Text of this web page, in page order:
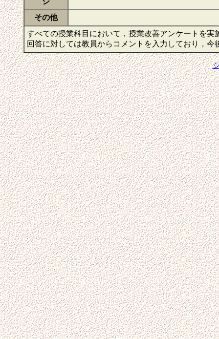
その他
すべての授業科目において，授業改善アンケートを
回答に対しては教員からコメントを入力しており，